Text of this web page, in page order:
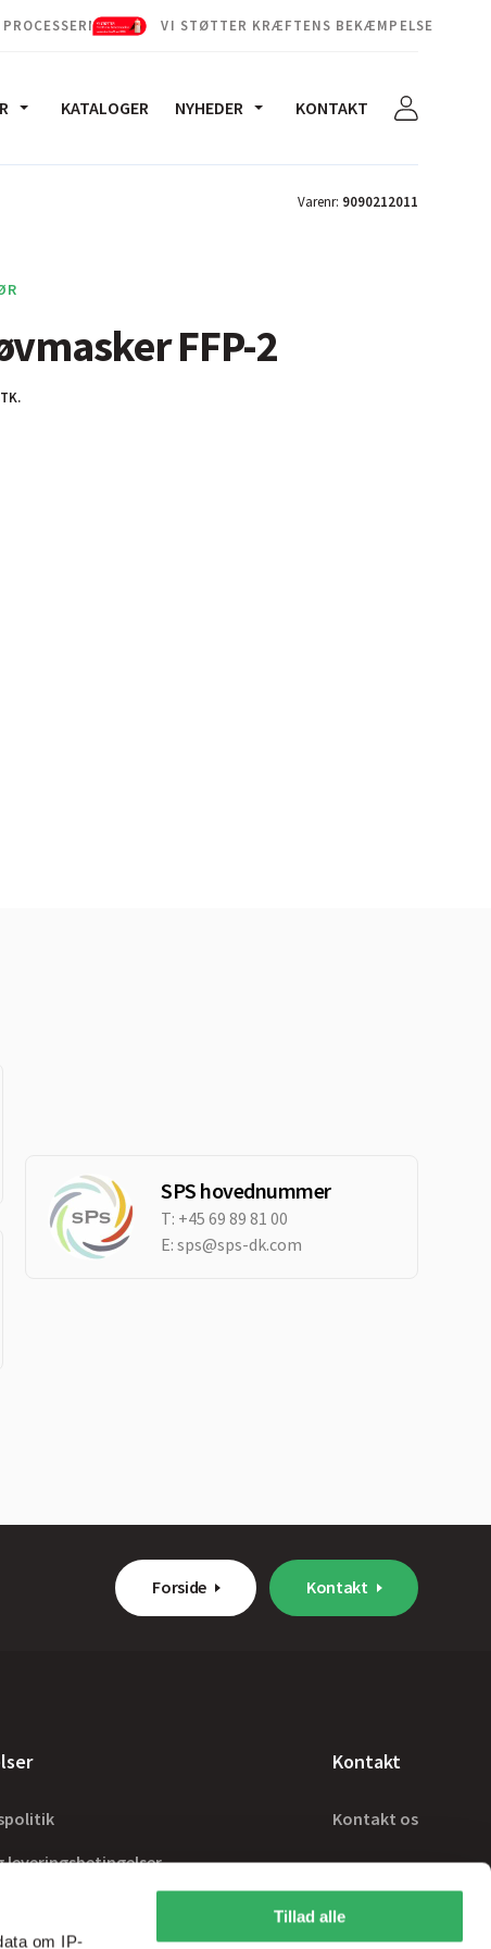
om IP-
Tillad alle
VI STØTTER KRÆFTENS BEKÆMPELSE
KATALOGER NYHEDER KONTAKT
Varenr: 9090212011
FFP-2
SPS hovednummer
T: +45 69 89 81 00
E: sps@sps-dk.com
Forside Kontakt
leveringsbetingelser
Kontakt
Kontakt os